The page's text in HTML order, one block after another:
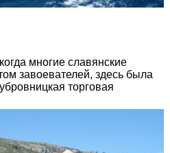
многие славянские
завоевателей, здесь была
торговая